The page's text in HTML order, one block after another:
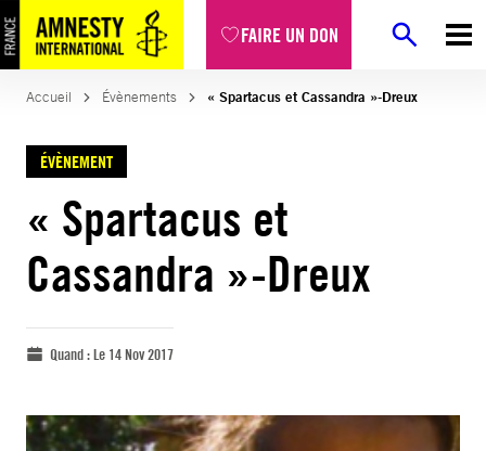
FAIRE UN DON
Accueil Évènements « Spartacus et Cassandra »-Dreux
ÉVÈNEMENT
« Spartacus et
Cassandra »-Dreux
Quand :Le 14 Nov 2017